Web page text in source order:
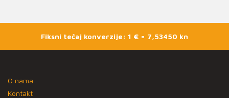
Fiksni tečaj konverzije: 1 € = 7,53450 kn
O nama
Kontakt